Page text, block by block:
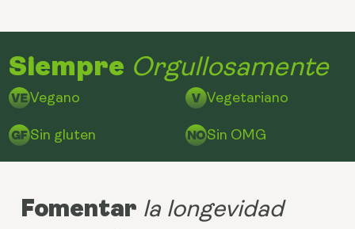
Siempre Orgullosamente
Vegano Vegetariano
Sin gluten Sin OMG
Fomentar la longevidad